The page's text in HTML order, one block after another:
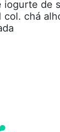
iogurte de
col. chá